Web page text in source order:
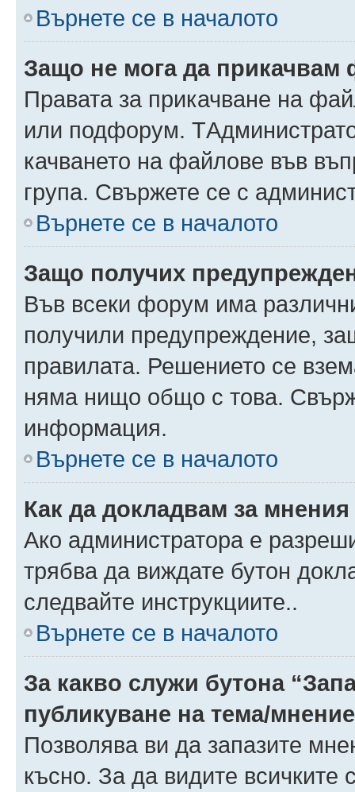
Върнете се в началото
Защо не мога да прикачвам
Правата за прикачване на
или подфорум.
качването на файлове във
група. Свържете се с
Върнете се в началото
Защо получих
Във всеки форум има
получили предупреждение,
правилата. Решението се
няма нищо общо с това.
информация.
Върнете се в началото
Как да докладвам за
Ако администратора е
трябва да виждате бутон
следвайте инструкциите..
Върнете се в началото
За какво служи бутона
публикуване на тема/
Позволява ви да запазите
късно. За да видите всичките